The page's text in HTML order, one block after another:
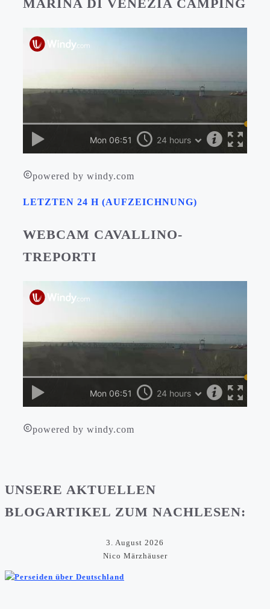
MARINA DI VENEZIA CAMPING
powered by windy.com
LETZTEN 24 H (AUFZEICHNUNG)
WEBCAM CAVALLINO-
TREPORTI
powered by windy.com
UNSERE AKTUELLEN
BLOGARTIKEL ZUM NACHLESEN:
3. August 2026
Nico Märzhäuser